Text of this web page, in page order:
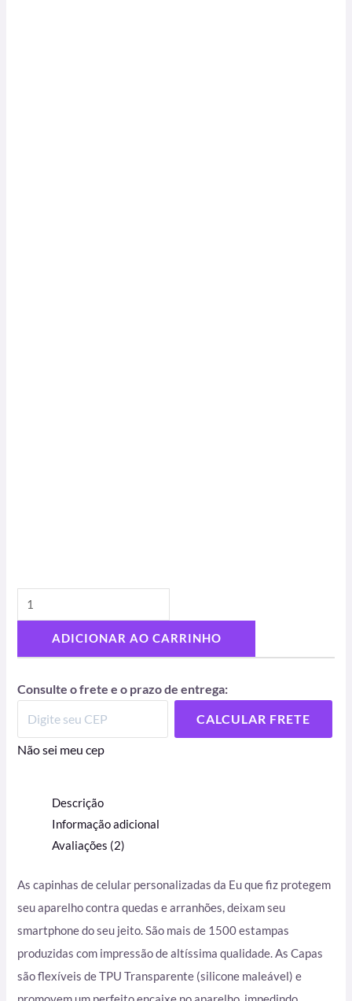
ADICIONAR AO CARRINHO
Consulte o frete e o prazo de entrega:
CALCULAR FRETE
Não sei meu cep
Descrição
Informação adicional
Avaliações (2)
As capinhas de celular personalizadas da Eu que fiz protegem
seu aparelho contra quedas e arranhões, deixam seu
smartphone do seu jeito. São mais de 1500 estampas
produzidas com impressão de altíssima qualidade. As Capas
são flexíveis de TPU Transparente (silicone maleável) e